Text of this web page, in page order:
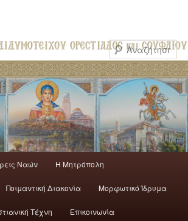
Ναών H Mητρόπολη
Ποιμαντική Διακονία Μορφωτικό Ίδρυμα
Τέχνη Επικοινωνία